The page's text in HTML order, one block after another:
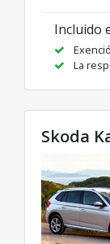
Incluido
La
Skoda